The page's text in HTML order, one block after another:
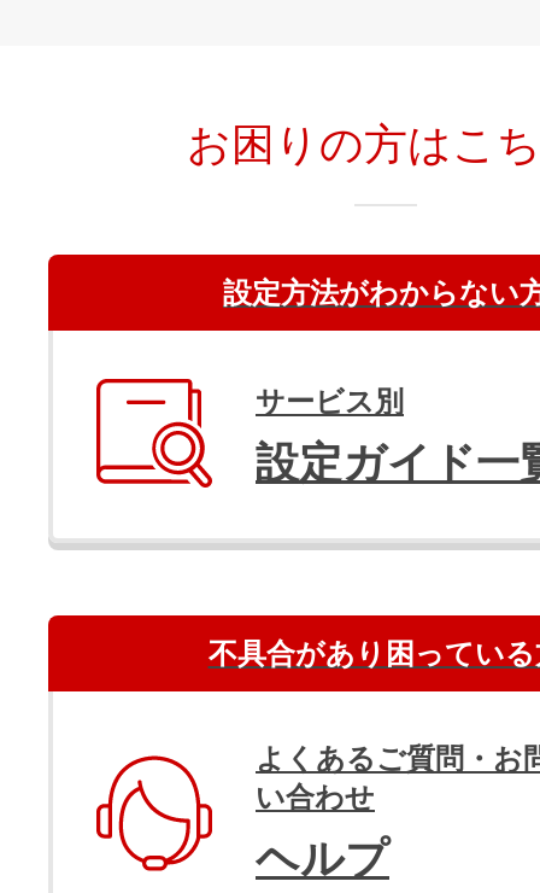
お困りの方はこ
設定方法がわからない
サービス別
設定ガイド一
不具合があり困っている
よくあるご質問・お
い合わせ
ヘルプ